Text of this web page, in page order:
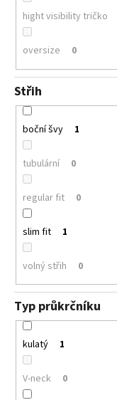
hight visibility tričko
oversize 0
Střih
boční švy 1
tubulární 0
regular fit 0
slim fit 1
volný střih 0
Typ průkrčníku
kulatý 1
V-neck 0